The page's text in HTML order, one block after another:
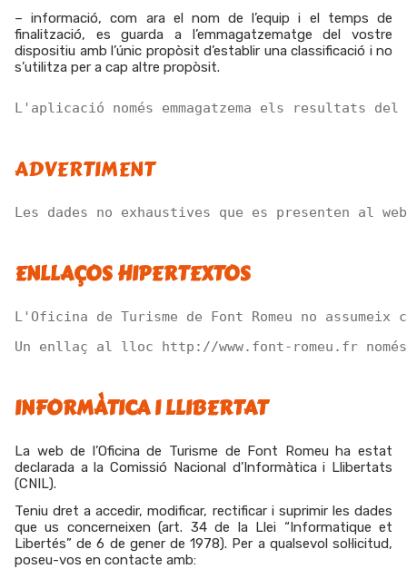
–informació, com ara el nom de l’equip i el temps de
finalització, es guarda a l’emmagatzematge del vostre
dispositiu amb l’únic propòsit d’establir una classificació i no
s’utilitza per a cap altre propòsit.
L'aplicació només emmagatzema els
ADVERTIMENT
Les dades no exhaustives que es presenten
ENLLAÇOS HIPERTEXTOS
L'Oficina de Turisme de Font Romeu no
Un enllaç al lloc http://www.font-romeu.fr
INFORMÀTICA I LLIBERTAT
La web de l’Oficina de Turisme de Font Romeu ha estat
declarada a la Comissió Nacional d’Informàtica i Llibertats
(CNIL).
Teniu dret a accedir, modificar, rectificar i suprimir les dades
que us concerneixen (art. 34 de la Llei “Informatique et
Libertés” de 6 de gener de 1978). Per a qualsevol sol·licitud,
poseu-vos en contacte amb: